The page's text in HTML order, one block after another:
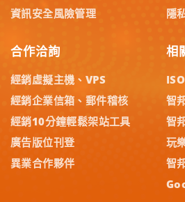
資訊安全風險管理
隱
合作洽詢
經銷虛擬主機、VPS
經銷企業信箱、郵件稽核
經銷10分鐘輕鬆架站工具
廣告版位刊登
異業合作夥伴
相
智
智
玩
智